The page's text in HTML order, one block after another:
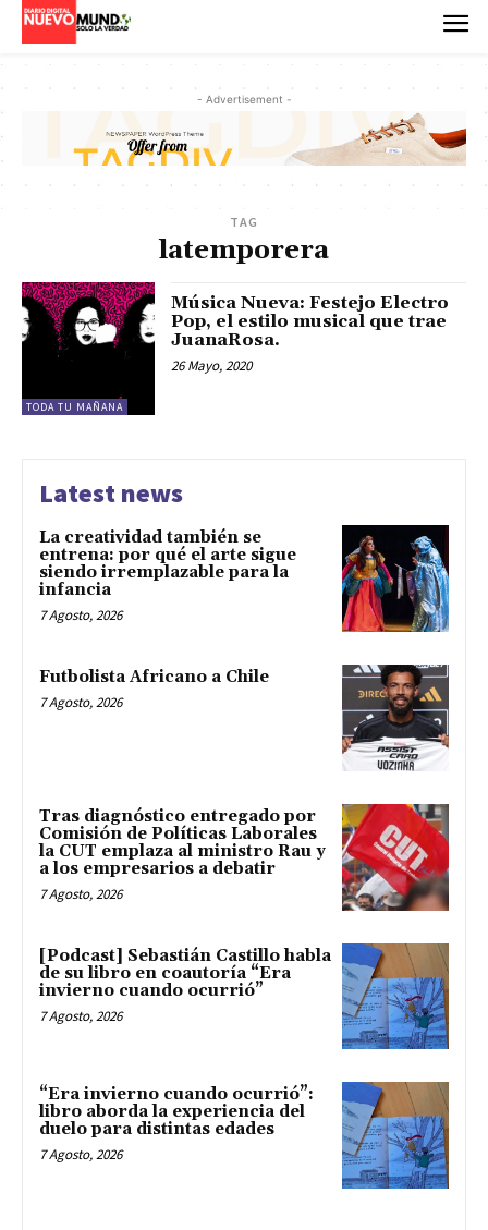
- Advertisement -
TAG
latemporera
TODA TU MAÑANA
Música Nueva: Festejo Electro
Pop, el estilo musical que trae
JuanaRosa.
26 Mayo, 2020
Latest news
La creatividad también se
entrena: por qué el arte sigue
siendo irremplazable para la
infancia
7 Agosto, 2026
Futbolista Africano a Chile
7 Agosto, 2026
Tras diagnóstico entregado por
Comisión de Políticas Laborales
la CUT emplaza al ministro Rau y
a los empresarios a debatir
7 Agosto, 2026
[Podcast] Sebastián Castillo habla
de su libro en coautoría “Era
invierno cuando ocurrió”
7 Agosto, 2026
“Era invierno cuando ocurrió”:
libro aborda la experiencia del
duelo para distintas edades
7 Agosto, 2026